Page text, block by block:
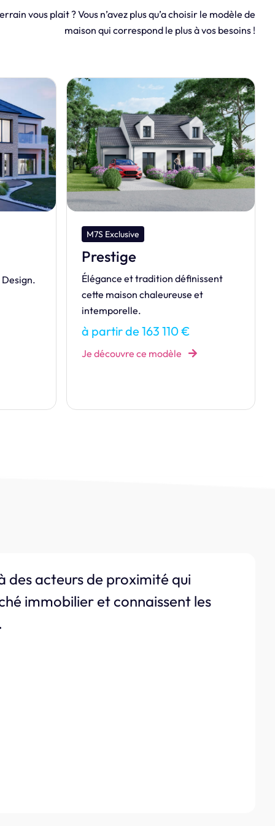
vous plait ? Vous n’avez plus qu’a choisir le modèle de
maison qui correspond le plus à vos besoins !
M7S Exclusive
Initiale
Style contemporain pour cette
maison familiale composée de trois
chambres à l'étage.
à partir de 137 968 €
Je découvre ce modèle
des acteurs de proximité qui
immobilier et connaissent les